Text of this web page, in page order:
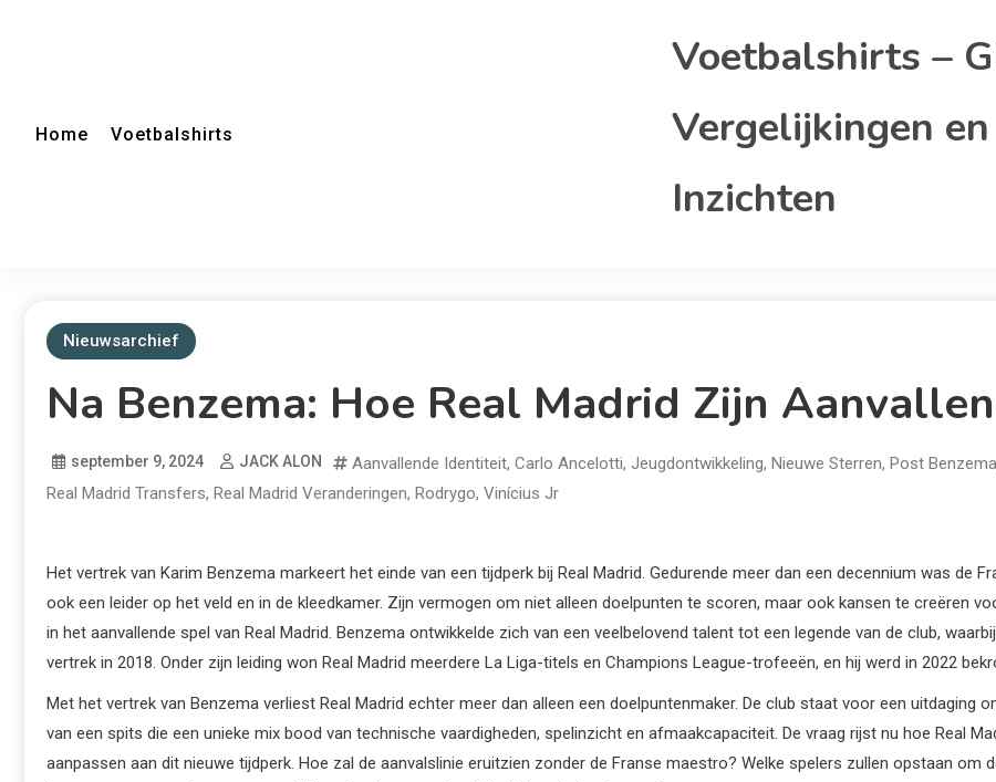
Home Voetbalshirts
Voetbalshirts –
Vergelijkingen en
Inzichten
Nieuwsarchief
Na Benzema: Hoe Real Madrid Zijn
september 9, 2024 JACK ALON Aanvallende Identiteit, Carlo Ancelotti, Jeugdontwikkeling, Nieuwe Sterren, Post Benzema
Real Madrid Transfers, Real Madrid Veranderingen, Rodrygo, Vinícius Jr
Het vertrek van Karim Benzema markeert het einde van een tijdperk bij Real Madrid. Gedurende meer dan een decennium was de
ook een leider op het veld en in de kleedkamer. Zijn vermogen om niet alleen doelpunten te scoren, maar ook kansen te creëren
in het aanvallende spel van Real Madrid. Benzema ontwikkelde zich van een veelbelovend talent tot een legende van de club,
vertrek in 2018. Onder zijn leiding won Real Madrid meerdere La Liga-titels en Champions League-trofeeën, en hij werd in 2022
Met het vertrek van Benzema verliest Real Madrid echter meer dan alleen een doelpuntenmaker. De club staat voor een uitdaging
van een spits die een unieke mix bood van technische vaardigheden, spelinzicht en afmaakcapaciteit. De vraag rijst nu hoe Real
aanpassen aan dit nieuwe tijdperk. Hoe zal de aanvalslinie eruitzien zonder de Franse maestro? Welke spelers zullen opstaan om